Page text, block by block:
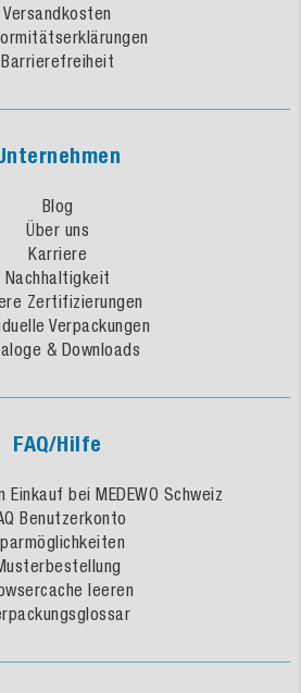
Versandkosten
Barrierefreiheit
Blog
Über uns
Karriere
Nachhaltigkeit
Zertifizierungen
Verpackungen
& Downloads
FAQ/Hilfe
bei MEDEWO Schweiz
Benutzerkonto
leeren